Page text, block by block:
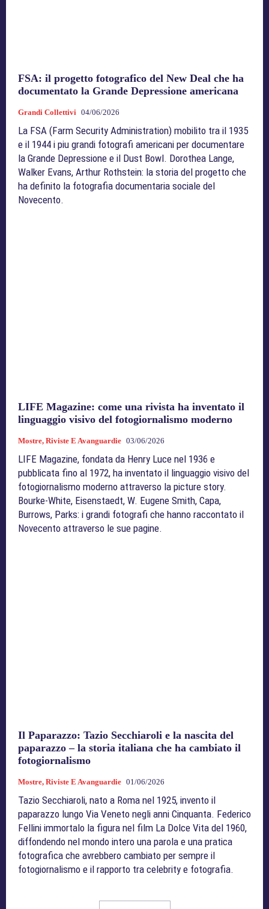
FSA: il progetto fotografico del New Deal che ha
documentato la Grande Depressione americana
Grandi Collettivi 04/06/2026
La FSA (Farm Security Administration) mobilito tra il 1935
e il 1944 i piu grandi fotografi americani per documentare
la Grande Depressione e il Dust Bowl. Dorothea Lange,
Walker Evans, Arthur Rothstein: la storia del progetto che
ha definito la fotografia documentaria sociale del
Novecento.
LIFE Magazine: come una rivista ha inventato il
linguaggio visivo del fotogiornalismo moderno
Mostre, Riviste E Avanguardie 03/06/2026
LIFE Magazine, fondata da Henry Luce nel 1936 e
pubblicata fino al 1972, ha inventato il linguaggio visivo del
fotogiornalismo moderno attraverso la picture story.
Bourke-White, Eisenstaedt, W. Eugene Smith, Capa,
Burrows, Parks: i grandi fotografi che hanno raccontato il
Novecento attraverso le sue pagine.
Il Paparazzo: Tazio Secchiaroli e la nascita del
paparazzo – la storia italiana che ha cambiato il
fotogiornalismo
Mostre, Riviste E Avanguardie 01/06/2026
Tazio Secchiaroli, nato a Roma nel 1925, invento il
paparazzo lungo Via Veneto negli anni Cinquanta. Federico
Fellini immortalo la figura nel film La Dolce Vita del 1960,
diffondendo nel mondo intero una parola e una pratica
fotografica che avrebbero cambiato per sempre il
fotogiornalismo e il rapporto tra celebrity e fotografia.